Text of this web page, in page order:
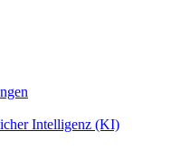
Intelligenz (KI)